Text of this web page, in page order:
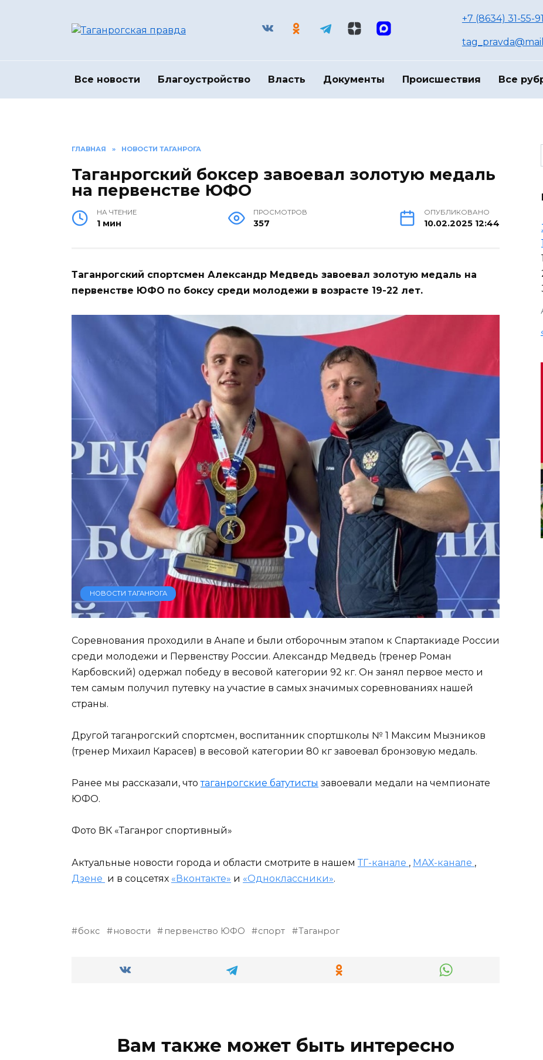
+7 (8634) 31-55-91
Все новости Благоустройство Власть Документы Происшествия Все
ГЛАВНАЯ » НОВОСТИ ТАГАНРОГА
Таганрогский боксер завоевал золотую медаль
на первенстве ЮФО
НА ЧТЕНИЕ
1 мин
ПРОСМОТРОВ
357
ОПУБЛИКОВАНО
10.02.2025 12:44
Таганрогский спортсмен Александр Медведь завоевал золотую медаль на
первенстве ЮФО по боксу среди молодежи в возрасте 19-22 лет.
НОВОСТИ ТАГАНРОГА
Соревнования проходили в Анапе и были отборочным этапом к Спартакиаде России
среди молодежи и Первенству России. Александр Медведь (тренер Роман
Карбовский) одержал победу в весовой категории 92 кг. Он занял первое место и
тем самым получил путевку на участие в самых значимых соревнованиях нашей
страны.
Другой таганрогский спортсмен, воспитанник спортшколы № 1 Максим Мызников
(тренер Михаил Карасев) в весовой категории 80 кг завоевал бронзовую медаль.
Ранее мы рассказали, чтотаганрогские батутисты завоевали медали на чемпионате
ЮФО.
Фото ВК «Таганрог спортивный»
Актуальные новости города и области смотрите в нашем ТГ-канале , МАХ-канале ,
Дзене и в соцсетях «Вконтакте» и «Одноклассники».
бокс новости первенство ЮФО спорт Таганрог
Вам также может быть интересно